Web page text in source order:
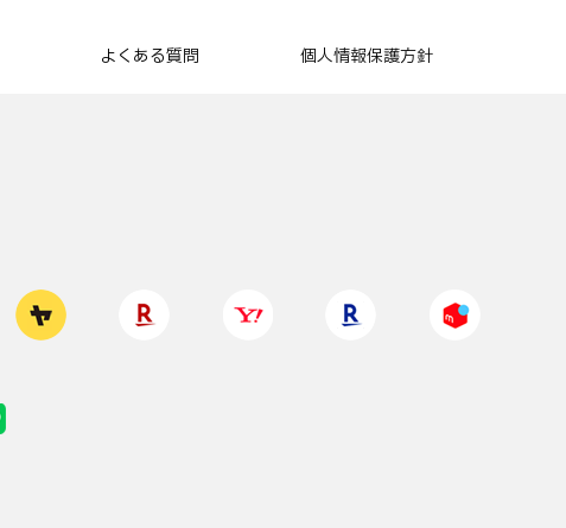
よくある質問 個人情報保護方針